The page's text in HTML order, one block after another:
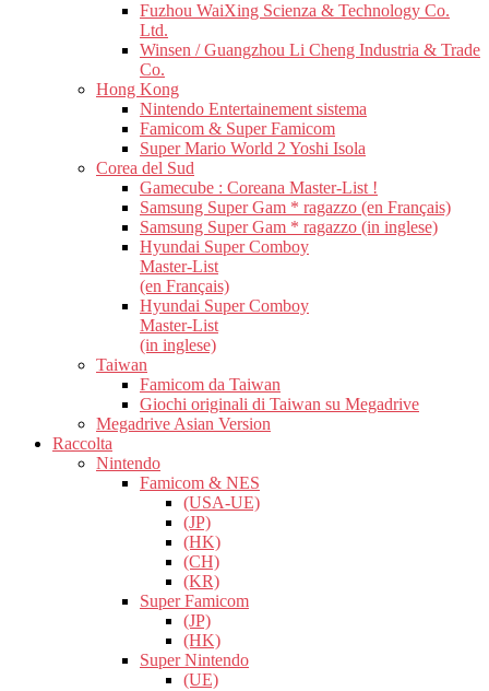
Fuzhou WaiXing Scienza & Technology Co.
Ltd.
Winsen / Guangzhou Li Cheng Industria & Trade
Co.
Hong Kong
Nintendo Entertainement sistema
Famicom & Super Famicom
Super Mario World 2 Yoshi Isola
Corea del Sud
Gamecube : Coreana Master-List !
Samsung Super Gam * ragazzo (en Français)
Samsung Super Gam * ragazzo (in inglese)
Hyundai Super Comboy
Master-List
(en Français)
Hyundai Super Comboy
Master-List
(in inglese)
Taiwan
Famicom da Taiwan
Giochi originali di Taiwan su Megadrive
Megadrive Asian Version
Raccolta
Nintendo
Famicom & NES
(USA-UE)
(JP)
(HK)
(CH)
(KR)
Super Famicom
(JP)
(HK)
Super Nintendo
(UE)